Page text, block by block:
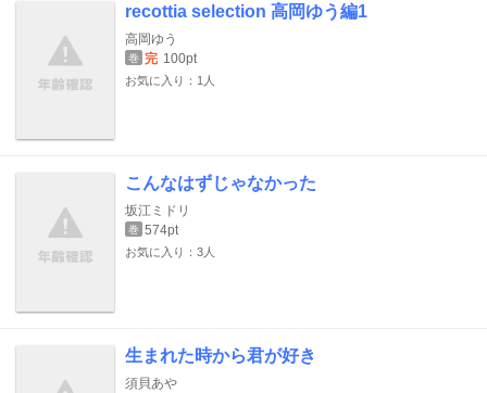
recottia selection 高岡ゆう編1
高岡ゆう
巻 完 100pt
お気に入り：1人
こんなはずじゃなかった
坂江ミドリ
巻 574pt
お気に入り：3人
生まれた時から君が好き
須貝あや